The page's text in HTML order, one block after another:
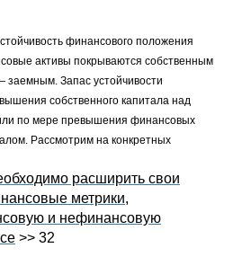
финансового положения
активы покрываются собственным
Запас устойчивости
собственного капитала над
по мере превышения финансовых
Рассмотрим на конкретных
расширить свои
метрики,
и нефинансовую
>> 32